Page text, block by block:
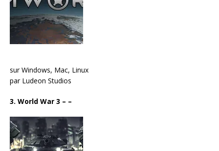
sur Windows, Mac, Linux
par Ludeon Studios
3. World War 3 – –